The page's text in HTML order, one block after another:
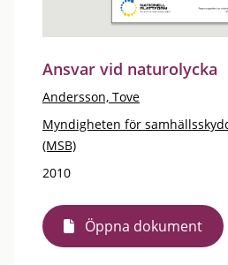
Ansvar vid naturolycka
Andersson, Tove
Myndigheten för
(MSB)
2010
Öppna dokument